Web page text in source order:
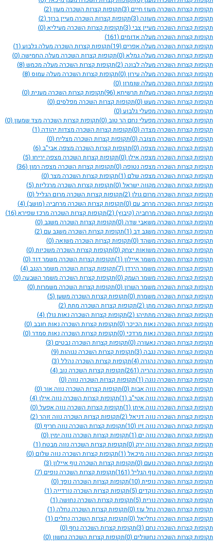
תקופות קצרות השכרה מעוז חיים (3) תקופות קצרות השכרה מעון (2)
תקופות קצרות השכרה מעונה (3) תקופות קצרות השכרה מעיין ברוך (2)
תקופות קצרות השכרה מעיין צבי (3) תקופות קצרות השכרה מעיליא (0)
תקופות קצרות השכרה מעלה אדומים (161)
תקופות קצרות השכרה מעלה אפרים (19) תקופות קצרות השכרה מעלה גלבוע (1)
תקופות קצרות השכרה מעלה גמלא (0) תקופות קצרות השכרה מעלה החמישה (0)
תקופות קצרות השכרה מעלה לבונה (2) תקופות קצרות השכרה מעלה מכמש (8)
תקופות קצרות השכרה מעלה עירון (0) תקופות קצרות השכרה מעלה עמוס (8)
תקופות קצרות השכרה מעלה שומרון (0)
תקופות קצרות השכרה מעלות תרשיחא (96) תקופות קצרות השכרה מענית (0)
תקופות קצרות השכרה מעש (0) תקופות קצרות השכרה מפלסים (0)
תקופות קצרות השכרה מפעלי גלבוע (0)
תקופות קצרות השכרה מפעלי נחם הר טוב (0) תקופות קצרות השכרה מצד שמעון (0)
תקופות קצרות השכרה מצדה (0) תקופות קצרות השכרה מצדות יהודה (1)
תקופות קצרות השכרה מצובה (0) תקופות קצרות השכרה מצליח (0)
תקופות קצרות השכרה מצפה (0) תקופות קצרות השכרה מצפה אבי"ב (6)
תקופות קצרות השכרה מצפה אילן (0) תקופות קצרות השכרה מצפה יריחו (5)
תקופות קצרות השכרה מצפה נטופה (0) תקופות קצרות השכרה מצפה רמון (36)
תקופות קצרות השכרה מצפה שלם (1) תקופות קצרות השכרה מצר (0)
תקופות קצרות השכרה מקווה ישראל (0) תקופות קצרות השכרה מרגליות (5)
תקופות קצרות השכרה מרום גולן (2) תקופות קצרות השכרה מרום הגליל (0)
תקופות קצרות השכרה מרחב עם (0) תקופות קצרות השכרה מרחביה (מושב) (4)
תקופות קצרות השכרה מרחביה (קיבוץ) (2) תקופות קצרות השכרה מרכז שפירא (16)
תקופות קצרות השכרה משאבי שדה (0) תקופות קצרות השכרה משגב (0)
תקופות קצרות השכרה משגב דב (1) תקופות קצרות השכרה משגב עם (2)
תקופות קצרות השכרה משהד (0) תקופות קצרות השכרה משואה (0)
תקופות קצרות השכרה משואות יצחק (0) תקופות קצרות השכרה משכיות (0)
תקופות קצרות השכרה משמר איילון (1) תקופות קצרות השכרה משמר דוד (0)
תקופות קצרות השכרה משמר הירדן (7) תקופות קצרות השכרה משמר הנגב (4)
תקופות קצרות השכרה משמר העמק (0) תקופות קצרות השכרה משמר השבעה (0)
תקופות קצרות השכרה משמר השרון (0) תקופות קצרות השכרה משמרות (0)
תקופות קצרות השכרה משמרת (0) תקופות קצרות השכרה משען (5)
תקופות קצרות השכרה מתן (2) תקופות קצרות השכרה מתת (2)
תקופות קצרות השכרה מתתיהו (2) תקופות קצרות השכרה נאות גולן (4)
תקופות קצרות השכרה נאות הכיכר (0) תקופות קצרות השכרה נאות חובב (0)
תקופות קצרות השכרה נאות מרדכי (0) תקופות קצרות השכרה נאות סמדר (0)
תקופות קצרות השכרה נאעורה (0) תקופות קצרות השכרה נבטים (3)
תקופות קצרות השכרה נגבה (3) תקופות קצרות השכרה נגוהות (9)
תקופות קצרות השכרה נהורה (4) תקופות קצרות השכרה נהלל (3)
תקופות קצרות השכרה נהריה (261) תקופות קצרות השכרה נוב (4)
תקופות קצרות השכרה נוגה (1) תקופות קצרות השכרה נווה (0)
תקופות קצרות השכרה נווה אבות (0) תקופות קצרות השכרה נווה אור (0)
תקופות קצרות השכרה נווה אטי"ב (1) תקופות קצרות השכרה נווה אילן (4)
תקופות קצרות השכרה נווה איתן (1) תקופות קצרות השכרה נווה אפעל (0)
תקופות קצרות השכרה נווה דניאל (2) תקופות קצרות השכרה נווה זוהר (2)
תקופות קצרות השכרה נווה זיו (10) תקופות קצרות השכרה נווה חריף (0)
תקופות קצרות השכרה נווה ים (1) תקופות קצרות השכרה נווה ימין (0)
תקופות קצרות השכרה נווה ירק (0) תקופות קצרות השכרה נווה מבטח (1)
תקופות קצרות השכרה נווה מיכאל (1) תקופות קצרות השכרה נווה שלום (0)
תקופות קצרות השכרה נועם (0) תקופות קצרות השכרה נוף איילון (3)
תקופות קצרות השכרה נוף הגליל (161) תקופות קצרות השכרה נופים (7)
תקופות קצרות השכרה נופית (10) תקופות קצרות השכרה נופך (0)
תקופות קצרות השכרה נוקדים (5) תקופות קצרות השכרה נורדייה (1)
תקופות קצרות השכרה נורית (5) תקופות קצרות השכרה נחושה (1)
תקופות קצרות השכרה נחל עוז (0) תקופות קצרות השכרה נחלה (1)
תקופות קצרות השכרה נחליאל (0) תקופות קצרות השכרה נחלים (1)
תקופות קצרות השכרה נחם (3) תקופות קצרות השכרה נחף (0)
תקופות קצרות השכרה נחשולים (0) תקופות קצרות השכרה נחשון (0)